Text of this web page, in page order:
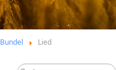
Bundel Lied